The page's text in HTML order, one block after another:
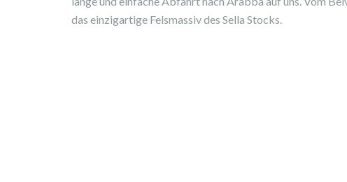
das einzigartige Felsmassiv des Sella Stocks.